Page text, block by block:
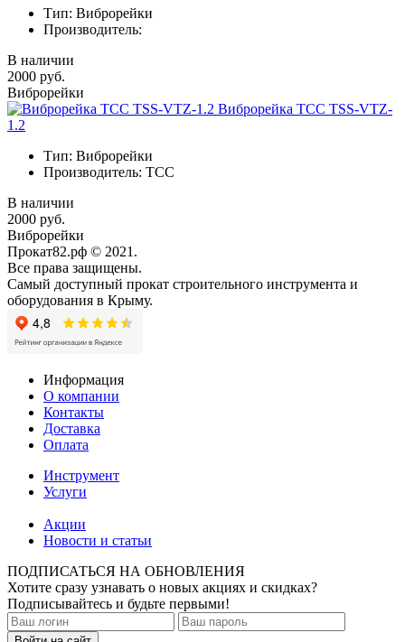
Тип: Виброрейки
Производитель:
В наличии
2000 руб.
Виброрейки
Виброрейка ТСС TSS-VTZ-
1.2
Тип: Виброрейки
Производитель: ТСС
В наличии
2000 руб.
Виброрейки
Прокат82.рф © 2021.
Все права защищены.
Самый доступный прокат строительного инструмента и
оборудования в Крыму.
Информация
О компании
Контакты
Доставка
Оплата
Инструмент
Услуги
Акции
Новости и статьи
ПОДПИСАТЬСЯ НА ОБНОВЛЕНИЯ
Хотите сразу узнавать о новых акциях и скидках?
Подписывайтесь и будьте первыми!